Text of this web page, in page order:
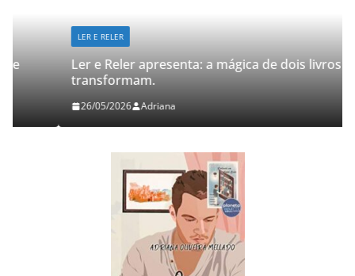
LER E RELER
Ler e Reler apresenta: a mágica de dois livros que
transformam.
26/05/2026 Adriana